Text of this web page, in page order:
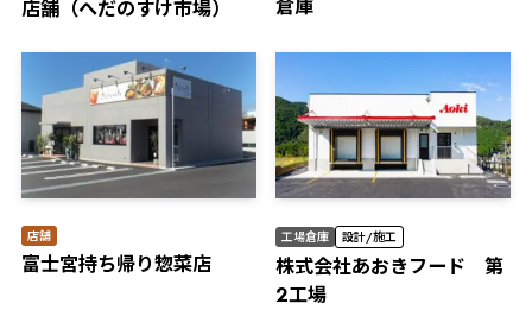
店舗（へだのすけ市場）
倉庫
店舗
富士宮持ち帰り惣菜店
工場倉庫 設計/施工
株式会社あおきフード 第
2工場